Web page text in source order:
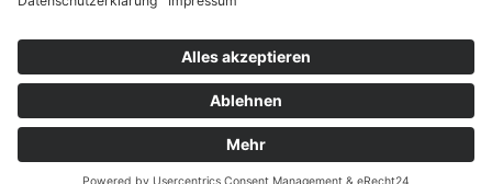
Neu: Historie der Güter im Altkreis Eckernförde
Copyright ©2026 Heimatgemeinschaft Eckernförde